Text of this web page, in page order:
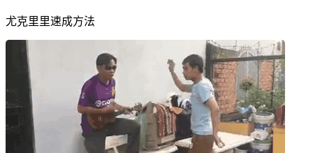
尤克里里速成方法